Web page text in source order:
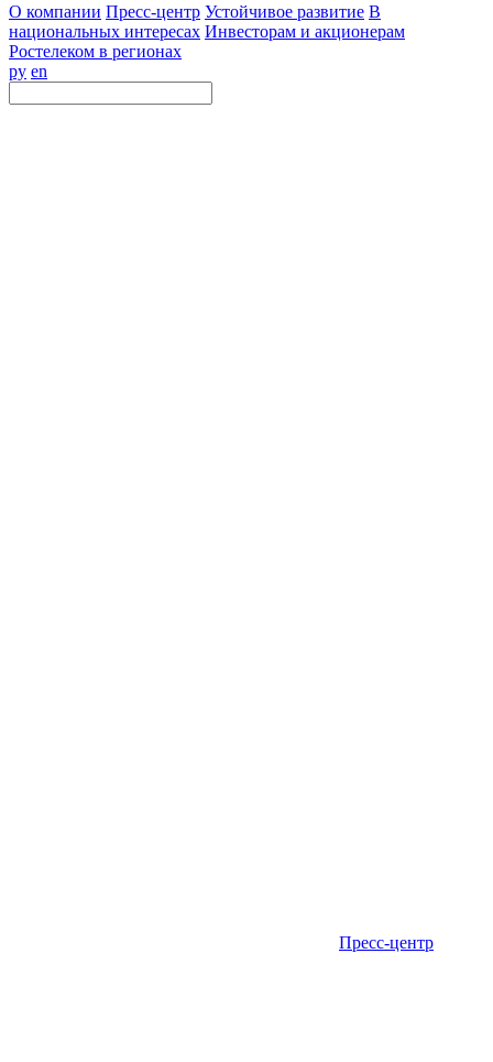
О компании Пресс-центр Устойчивое развитие В
национальных интересах Инвесторам и акционерам
Ростелеком в регионах
ру en
Пресс-центр